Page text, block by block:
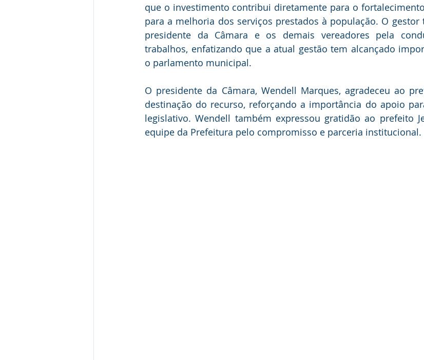
que o investimento contribui diretamente para o
para a melhoria dos serviços prestados à população. O
presidente da Câmara e os demais vereadores pela
trabalhos, enfatizando que a atual gestão tem alcançado
o parlamento municipal.
O presidente da Câmara, Wendell Marques, agradeceu ao
destinação do recurso, reforçando a importância do apoio
legislativo. Wendell também expressou gratidão ao prefeito
equipe da Prefeitura pelo compromisso e parceria institucional.